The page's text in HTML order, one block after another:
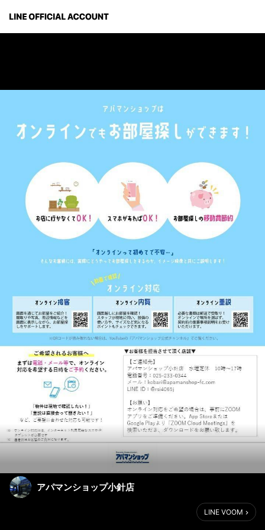
アパマンショップ小針店
LINE VOOM